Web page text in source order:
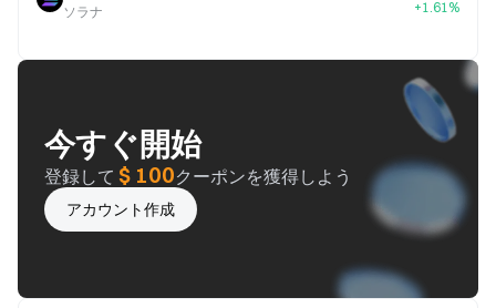
ソラナ +1.61%
今すぐ開始
登録して $ 100クーポンを獲得しよう
アカウント作成